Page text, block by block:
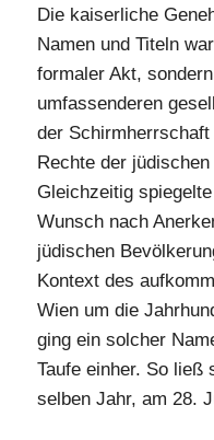
Die kaiserliche
Namen und Titeln
formaler Akt,
umfassenderen
der
Rechte der
Gleichzeitig
Wunsch nach
jüdischen
Kontext des
Wien um die
ging ein solcher
Taufe einher. So
selben Jahr, am 28.